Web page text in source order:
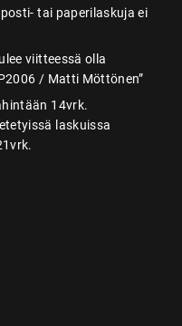
tai paperilaskuja ei
viitteessä olla
/ Matti Möttönen”
14vrk.
laskuissa